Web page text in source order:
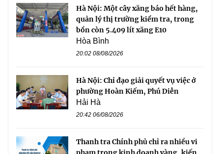
Hà Nội: Một cây xăng báo hết hàng,
quản lý thị trường kiểm tra, trong
bồn còn 5.409 lít xăng E10
Hòa Bình
20:02 08/08/2026
Hà Nội: Chỉ đạo giải quyết vụ việc ở
phường Hoàn Kiếm, Phú Diễn
Hải Hà
20:42 06/08/2026
Thanh tra Chính phủ chỉ ra nhiều vi